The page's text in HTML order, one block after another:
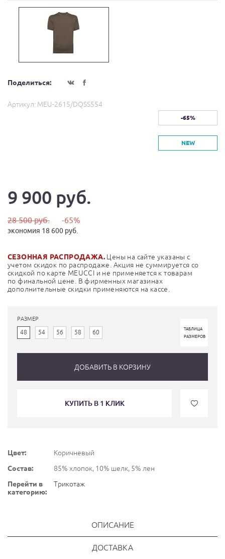
Поделиться:
Артикул: MEU-2615/DQSS554
-65%
NEW
9 900 руб.
28 500 руб. -65%
экономия 18 600 руб.
СЕЗОННАЯ РАСПРОДАЖА. Цены на сайте указаны с
учетом скидок по распродаже. Акция не суммируется со
скидкой по карте MEUCCI и не применяется к товарам
по финальной цене. В фирменных магазинах
дополнительные скидки применяются на кассе.
РАЗМЕР
48 54 56 58 60
ТАБЛИЦА
РАЗМЕРОВ
ДОБАВИТЬ В КОРЗИНУ
КУПИТЬ В 1 КЛИК
Цвет:
Коричневый
Состав:
85% хлопок, 10% шелк, 5% лен
Перейти в
категорию:
Трикотаж
ОПИСАНИЕ
ДОСТАВКА